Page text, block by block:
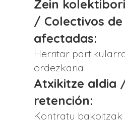
Zein
/ Colectivos
afectadas:
Herritar
ordezkaria
Atxikitze aldia
retención:
Kontratu bakoitzak